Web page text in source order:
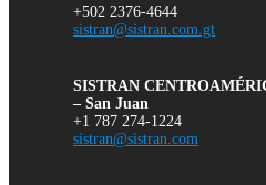
+502 2376-4644
sistran@sistran.com.gt
SISTRAN
– San Juan
+1 787 274-1224
sistran@sistran.com